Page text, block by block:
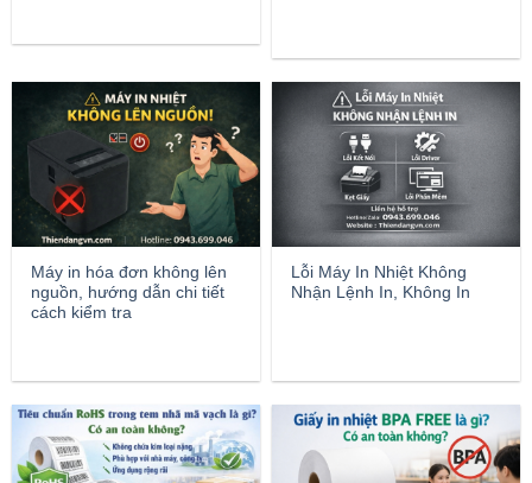
Máy in hóa đơn không lên
nguồn, hướng dẫn chi tiết
cách kiểm tra
Lỗi Máy In Nhiệt Không
Nhận Lệnh In, Không In